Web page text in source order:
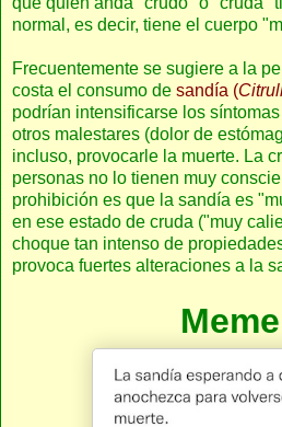
normal, es decir, tiene el cuerpo
Frecuentemente se sugiere a la
costa el consumo de sandía (
podrían intensificarse los
otros malestares (dolor de
incluso, provocarle la muerte. La
personas no lo tienen muy
prohibición es que la sandía es
en ese estado de cruda ("muy
choque tan intenso de
provoca fuertes alteraciones a la